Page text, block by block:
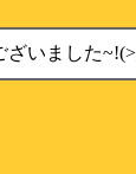
いました